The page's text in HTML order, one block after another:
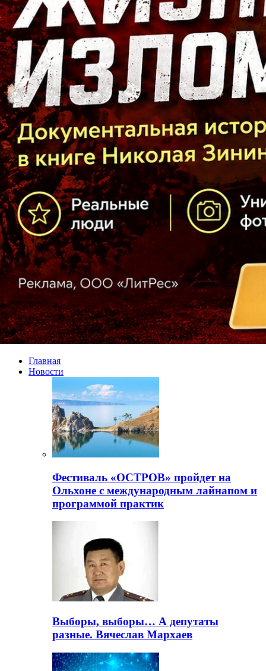
Главная
Новости
Фестиваль «ОСТРОВ» пройдет на
Ольхоне с международным лайнапом и
программой практик
Выборы, выборы… А депутаты
разные. Вячеслав Мархаев